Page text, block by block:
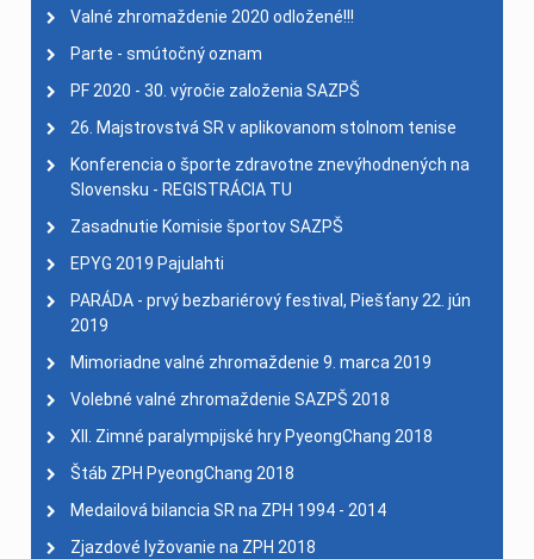
Valné zhromaždenie 2020 odložené!!!
Parte - smútočný oznam
PF 2020 - 30. výročie založenia SAZPŠ
26. Majstrovstvá SR v aplikovanom stolnom tenise
Konferencia o športe zdravotne znevýhodnených na
Slovensku - REGISTRÁCIA TU
Zasadnutie Komisie športov SAZPŠ
EPYG 2019 Pajulahti
PARÁDA - prvý bezbariérový festival, Piešťany 22. jún
2019
Mimoriadne valné zhromaždenie 9. marca 2019
Volebné valné zhromaždenie SAZPŠ 2018
XII. Zimné paralympijské hry PyeongChang 2018
Štáb ZPH PyeongChang 2018
Medailová bilancia SR na ZPH 1994 - 2014
Zjazdové lyžovanie na ZPH 2018